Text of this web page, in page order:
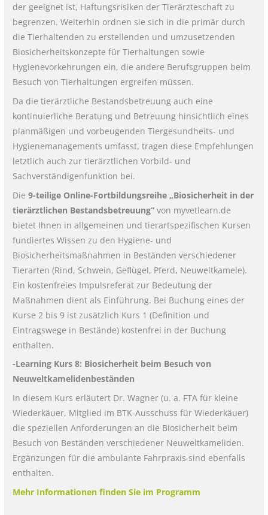
der geeignet ist, Haftungsrisiken der Tierärzteschaft zu
begrenzen. Weiterhin ordnen sie sich in die primär durch
die Tierhaltenden zu erstellenden und umzusetzenden
Biosicherheitskonzepte für Tierhaltungen sowie
Hygienevorkehrungen ein, die andere Berufsgruppen beim
Besuch von Tierhaltungen ergreifen müssen.
Da die tierärztliche Bestandsbetreuung auch eine
kontinuierliche Beratung und Betreuung hinsichtlich eines
planmäßigen und vorbeugenden Tiergesundheits- und
Hygienemanagements umfasst, tragen diese Empfehlungen
letztlich auch zur tierärztlichen Vorbild- und
Sachverständigenfunktion bei.
Die9-teilige Online-Fortbildungsreihe „Biosicherheit in der
tierärztlichen Bestandsbetreuung“ von myvetlearn.de
bietet Ihnen in allgemeinen und tierartspezifischen Kursen
fundiertes Wissen zu den Hygiene- und
Biosicherheitsmaßnahmen in Beständen verschiedener
Tierarten (Rind, Schwein, Geflügel, Pferd, Neuweltkamele).
Ein kostenfreies Impulsreferat zur Bedeutung der
Maßnahmen dient als Einführung. Bei Buchung eines der
Kurse 2 bis 9 ist zusätzlich Kurs 1 (Definition und
Eintragswege in Bestände) kostenfrei in der Buchung
enthalten.
-Learning Kurs 8: Biosicherheit beim Besuch von
Neuweltkamelidenbeständen
In diesem Kurs erläutert Dr. Wagner (u. a. FTA für kleine
Wiederkäuer, Mitglied im BTK-Ausschuss für Wiederkäuer)
die speziellen Anforderungen an die Biosicherheit beim
Besuch von Beständen verschiedener Neuweltkameliden.
Ergänzungen für die ambulante Fahrpraxis sind ebenfalls
enthalten.
Mehr Informationen finden Sie im Programm